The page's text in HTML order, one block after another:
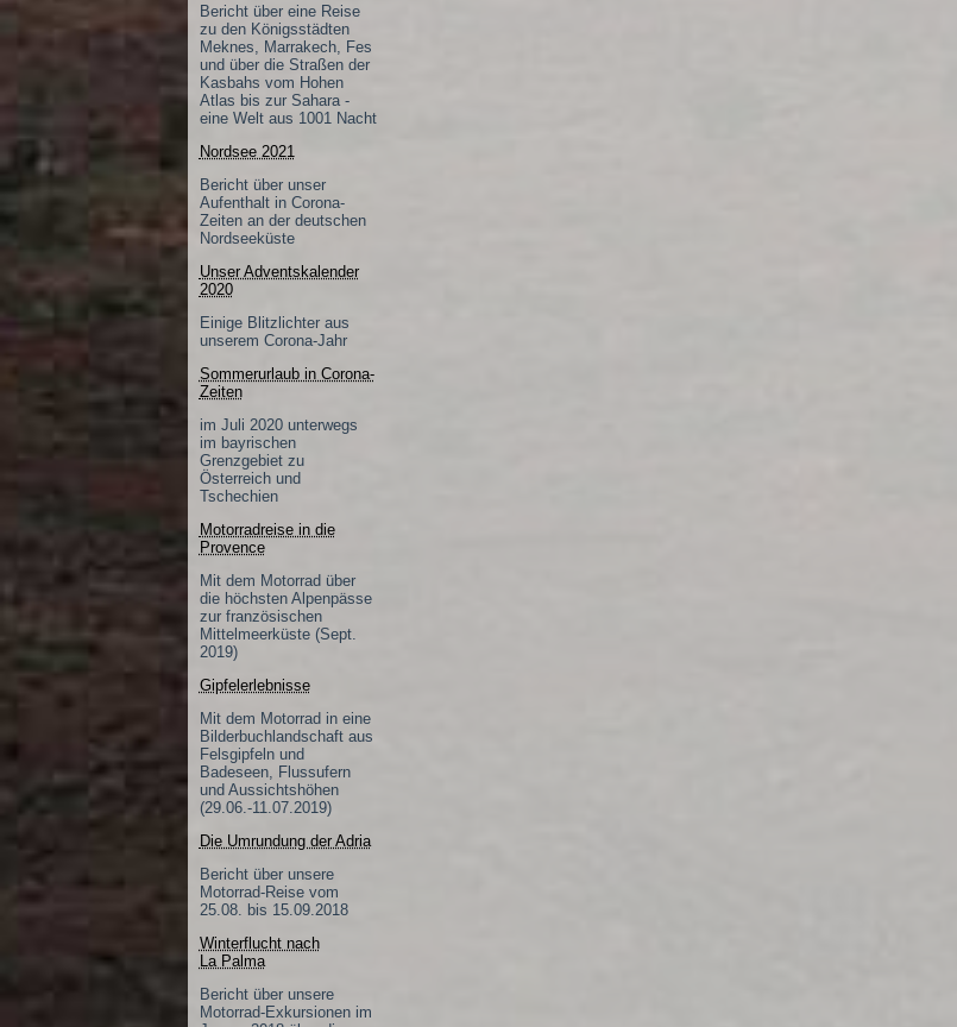
Bericht über eine Reise
zu den Königsstädten
Meknes, Marrakech, Fes
und über die Straßen der
Kasbahs vom Hohen
Atlas bis zur Sahara -
eine Welt aus 1001 Nacht
Nordsee 2021
Bericht über unser
Aufenthalt in Corona-
Zeiten an der deutschen
Nordseeküste
Unser Adventskalender
2020
Einige Blitzlichter aus
unserem Corona-Jahr
Sommerurlaub in Corona-
Zeiten
im Juli 2020 unterwegs
im bayrischen
Grenzgebiet zu
Österreich und
Tschechien
Motorradreise in die
Provence
Mit dem Motorrad über
die höchsten Alpenpässe
zur französischen
Mittelmeerküste (Sept.
2019)
Gipfelerlebnisse
Mit dem Motorrad in eine
Bilderbuchlandschaft aus
Felsgipfeln und
Badeseen, Flussufern
und Aussichtshöhen
(29.06.-11.07.2019)
Die Umrundung der Adria
Bericht über unsere
Motorrad-Reise vom
25.08. bis 15.09.2018
Winterflucht nach
La Palma
Bericht über unsere
Motorrad-Exkursionen im